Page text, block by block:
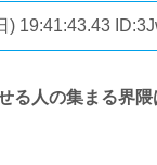
) 19:41:43.43
る人の集まる界